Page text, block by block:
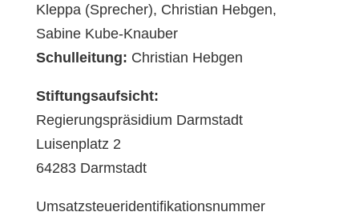
Kleppa (Sprecher), Christian Hebgen,
Sabine Kube-Knauber
Schulleitung: Christian Hebgen
Stiftungsaufsicht:
Regierungspräsidium Darmstadt
Luisenplatz 2
64283 Darmstadt
Umsatzsteueridentifikationsnummer